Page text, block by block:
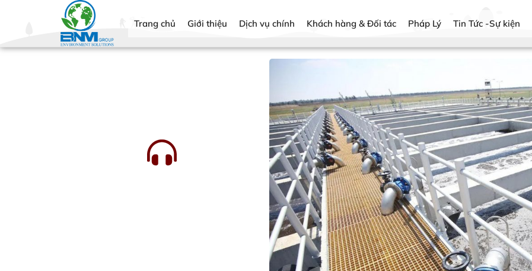
Trang chủ Giới thiệu Dịch vụ chính Khách hàng & Đối tác Pháp Lý Tin Tức -Sự kiện